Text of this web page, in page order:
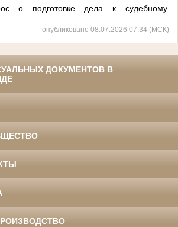
о подготовке дела к судебному
опубликовано 08.07.2026 07:34 (МСК)
ДОКУМЕНТОВ В